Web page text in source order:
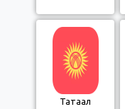
Татаал